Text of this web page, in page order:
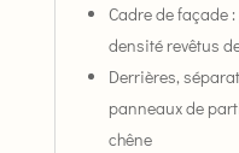
Cadre de façade
densité revêtus
Derrières,
panneaux de
chêne